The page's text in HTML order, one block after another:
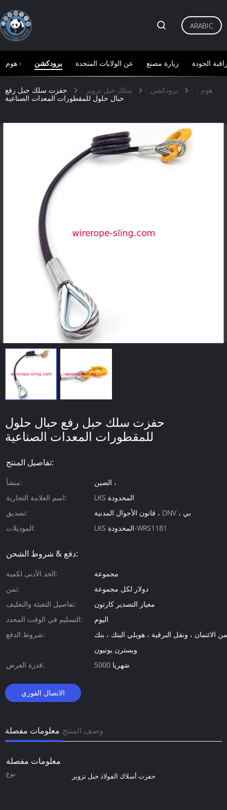
هوم › برودكشن عن الولايات المتحدة زيارة مصنع الجودة
ARABIC
هوم › برودكشن سلك حبل تزوير
حفزت سلك حبل رفع
حبال حلول للمقطورات المعدات الصناعية
حفزت سلك حبل رفع حبال حلول
للمقطورات المعدات الصناعية
تفاصيل المنتج:
منشأ:
الصين ،
اسم العلامة التجارية:
LKS المحدودة
تصديق:
قانون الأحوال المدنية ، DNV ، بي
الموديلات:
LKS المحدودة-WRS1181
دفع & شروط الشحن:
الحد الأدنى لكمية:
مجموعة
ثمن:
دولار لكل مجموعة
تفاصيل التعبئة والتغليف:
معيار التصدير كارتون
التسليم في الوقت المحدد:
اليوم
شروط الدفع:
الائتمان ، ونقل البرقية ، هويلي البنك ، بنك
ويسترن يونيون
قدرة العرض:
شهريا 5000
الاتصال الفوري
معلومات مفصلة وصف المنتج
معلومات مفصلة
نوع حفزت أسلاك الفولاذ حبل تزوير